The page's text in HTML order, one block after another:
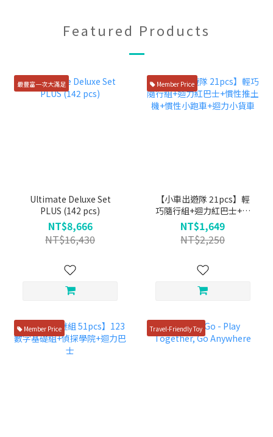
Featured Products
最豐富一次大滿足
Ultimate Deluxe Set
PLUS (142 pcs)
NT$8,666
NT$16,430
Member Price
【小車出遊隊 21pcs】輕
巧隨行組+迴力紅巴士+慣
性推土機+慣性小跑車+迴
力小貨車
NT$1,649
NT$2,250
Member Price Travel-Friendly Toy